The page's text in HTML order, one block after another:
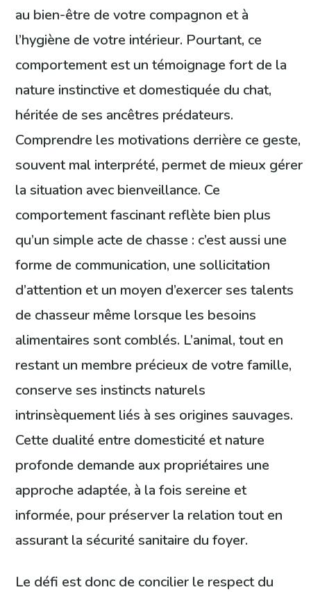
au bien-être de votre compagnon et à
l’hygiène de votre intérieur. Pourtant, ce
comportement est un témoignage fort de la
nature instinctive et domestiquée du chat,
héritée de ses ancêtres prédateurs.
Comprendre les motivations derrière ce geste,
souvent mal interprété, permet de mieux gérer
la situation avec bienveillance. Ce
comportement fascinant reflète bien plus
qu’un simple acte de chasse : c’est aussi une
forme de communication, une sollicitation
d’attention et un moyen d’exercer ses talents
de chasseur même lorsque les besoins
alimentaires sont comblés. L’animal, tout en
restant un membre précieux de votre famille,
conserve ses instincts naturels
intrinsèquement liés à ses origines sauvages.
Cette dualité entre domesticité et nature
profonde demande aux propriétaires une
approche adaptée, à la fois sereine et
informée, pour préserver la relation tout en
assurant la sécurité sanitaire du foyer.
Le défi est donc de concilier le respect du